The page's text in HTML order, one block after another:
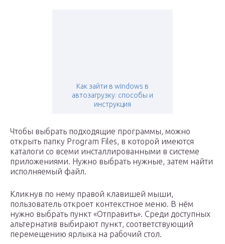
Как зайти в windows в
автозагрузку: способы и
инструкция
Чтобы выбрать подходящие программы, можно
открыть папку Program Files, в которой имеются
каталоги со всеми инсталлированными в системе
приложениями. Нужно выбрать нужные, затем найти
исполняемый файл.
Кликнув по нему правой клавишей мыши,
пользователь откроет контекстное меню. В нём
нужно выбрать пункт «Отправить». Среди доступных
альтернатив выбирают пункт, соответствующий
перемещению ярлыка на рабочий стол.